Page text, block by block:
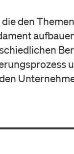
den